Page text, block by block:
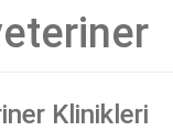
Klinikleri